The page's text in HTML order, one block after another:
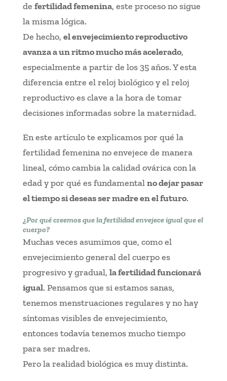
de fertilidad femenina, este proceso no sigue
la misma lógica.
De hecho, el envejecimiento reproductivo
avanza a un ritmo mucho más acelerado,
especialmente a partir de los 35 años. Y esta
diferencia entre el reloj biológico y el reloj
reproductivo es clave a la hora de tomar
decisiones informadas sobre la maternidad.
En este artículo te explicamos por qué la
fertilidad femenina no envejece de manera
lineal, cómo cambia la calidad ovárica con la
edad y por qué es fundamentalno dejar pasar
el tiempo si deseas ser madre en el futuro.
¿Por qué creemos que la fertilidad envejece igual que el
cuerpo?
Muchas veces asumimos que, como el
envejecimiento general del cuerpo es
progresivo y gradual, la fertilidad funcionará
igual. Pensamos que si estamos sanas,
tenemos menstruaciones regulares y no hay
síntomas visibles de envejecimiento,
entonces todavía tenemos mucho tiempo
para ser madres.
Pero la realidad biológica es muy distinta.